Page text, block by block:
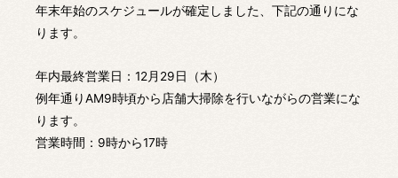
年末年始のスケジュールが確定しました、下記の通りにな
ります。
年内最終営業日：12月29日（木）
例年通りAM9時頃から店舗大掃除を行いながらの営業にな
ります。
営業時間：9時から17時